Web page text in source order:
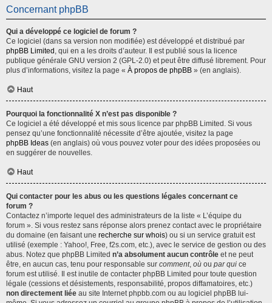
Concernant phpBB
Qui a développé ce logiciel de forum ?
Ce logiciel (dans sa version non modifiée) est développé et distribué par
phpBB Limited , qui en a les droits d’auteur. Il est publié sous la licence
publique générale GNU version 2 (GPL-2.0) et peut être diffusé librement. Pour
plus d’informations, visitez la page « À propos de phpBB » (en anglais).
Haut
Pourquoi la fonctionnalité X n’est pas disponible ?
Ce logiciel a été développé et mis sous licence par phpBB Limited. Si vous
pensez qu’une fonctionnalité nécessite d’être ajoutée, visitez la page
phpBB Ideas (en anglais) où vous pouvez voter pour des idées proposées ou
en suggérer de nouvelles.
Haut
Qui contacter pour les abus ou les questions légales concernant ce
forum ?
Contactez n’importe lequel des administrateurs de la liste « L’équipe du
forum ». Si vous restez sans réponse alors prenez contact avec le propriétaire
du domaine (en faisant une recherche sur whois) ou si un service gratuit est
utilisé (exemple : Yahoo!, Free, f2s.com, etc.), avec le service de gestion ou des
abus. Notez que phpBB Limited n’a absolument aucun contrôle et ne peut
être, en aucun cas, tenu pour responsable sur comment, où ou par qui ce
forum est utilisé. Il est inutile de contacter phpBB Limited pour toute question
légale (cessions et désistements, responsabilité, propos diffamatoires, etc.)
non directement liée au site Internet phpbb.com ou au logiciel phpBB lui-